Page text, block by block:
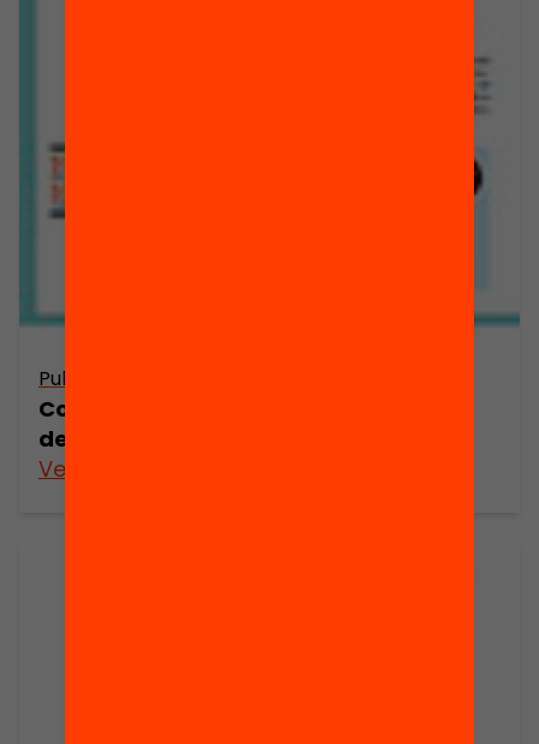
Publicació
Com podem posar en relleu els valors
de la tasca d’educar?
Veure’n més